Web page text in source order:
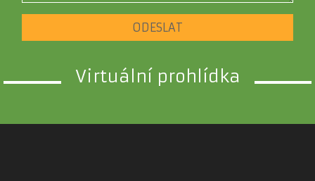
ODESLAT
Virtuální prohlídka